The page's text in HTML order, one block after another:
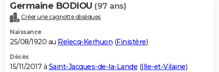
Germaine BODIOU (97 ans)
Créer une cagnotte obsèques
Naissance
25/08/1920 au Relecq-Kerhuon (Finistère)
Décès
15/11/2017 à Saint-Jacques-de-la-Lande (Ille-et-Vilaine)